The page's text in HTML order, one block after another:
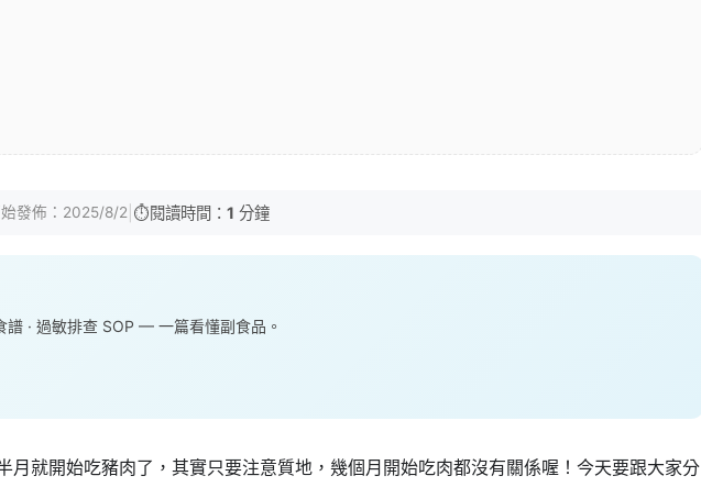
發佈： 2025/8/2 ⏱️閱讀時間： 1 分鐘
· 過敏排查 SOP — 一篇看懂副食品。
月就開始吃豬肉了，其實只要注意質地，幾個月開始吃肉都沒有關係喔！今天要跟大家分